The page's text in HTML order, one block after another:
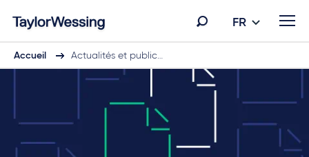
FR
Accueil Actualités et public…